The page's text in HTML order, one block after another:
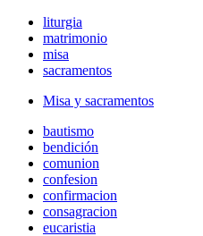
liturgia
matrimonio
misa
sacramentos
Misa y sacramentos
bautismo
bendición
comunion
confesion
confirmacion
consagracion
eucaristia